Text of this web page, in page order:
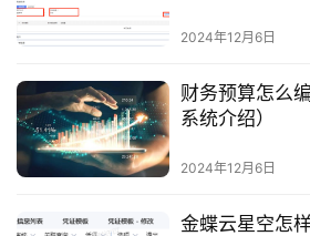
2024年12月6日
财务预算怎么
系统介绍）
2024年12月6日
金蝶云星空怎